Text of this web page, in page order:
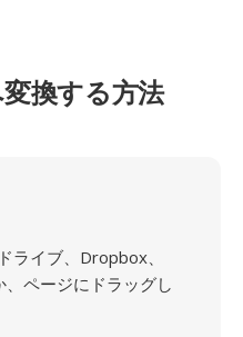
換する方法
ライブ、Dropbox、
ページにドラッグし